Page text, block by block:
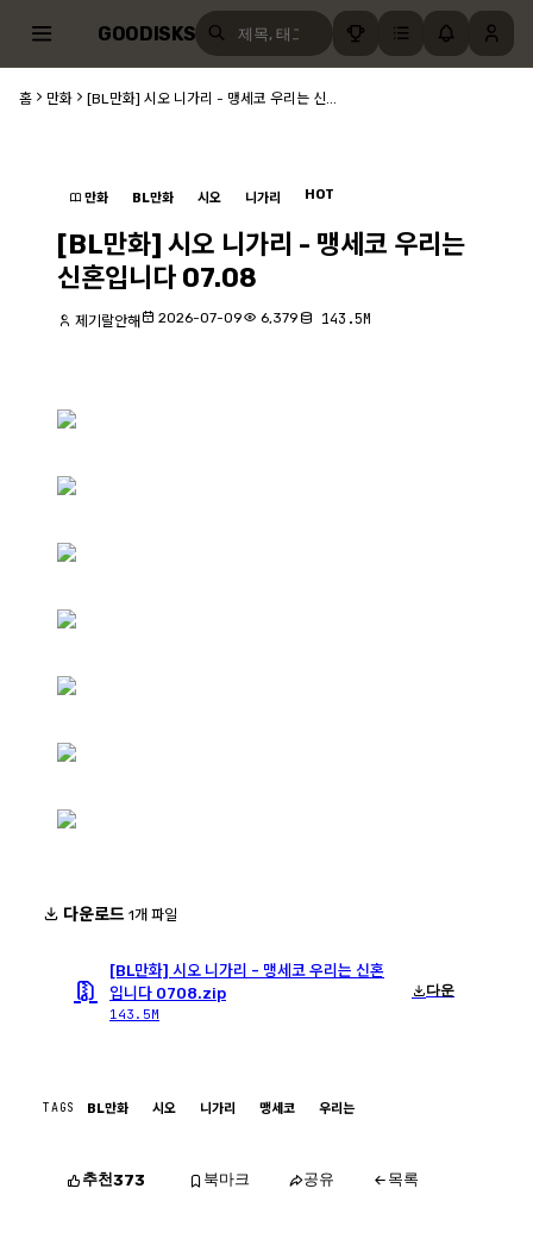
GOODISKS
홈 만화 [BL만화] 시오 니가리 - 맹세코 우리는 신...
만화 BL만화 시오 니가리 HOT
[BL만화] 시오 니가리 - 맹세코 우리는
신혼입니다 07.08
제기랄안해 2026-07-09 6,379 143.5M
다운로드 1개 파일
[BL만화] 시오 니가리 - 맹세코 우리는 신혼
입니다 0708.zip
143.5M
다운
TAGS BL만화 시오 니가리 맹세코 우리는
추천373 북마크 공유 목록